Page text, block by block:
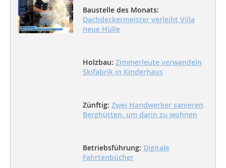
Baustelle des Monats:
Dachdeckermeister verleiht Villa
neue Hülle
Holzbau: Zimmerleute verwandeln
Skifabrik in Kinderhaus
Zünftig: Zwei Handwerker sanieren
Berghütten, um darin zu wohnen
Betriebsführung: Digitale
Fahrtenbücher